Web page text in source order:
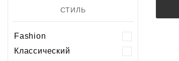
СТИЛЬ
Fashion
Классический